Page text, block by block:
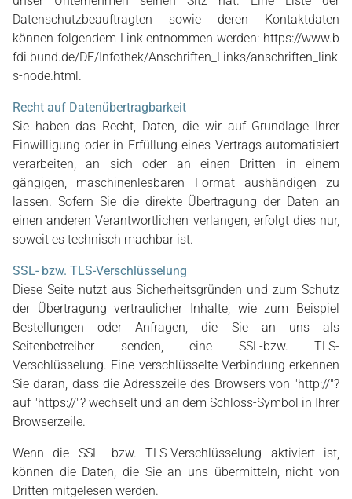
Datenschutzbeauftragten sowie deren Kontaktdaten
können folgendem Link entnommen werden: https://www.b
fdi.bund.de/DE/Infothek/Anschriften_Links/anschriften_link
s-node.html.
Recht auf Datenübertragbarkeit
Sie haben das Recht, Daten, die wir auf Grundlage Ihrer
Einwilligung oder in Erfüllung eines Vertrags automatisiert
verarbeiten, an sich oder an einen Dritten in einem
gängigen, maschinenlesbaren Format aushändigen zu
lassen. Sofern Sie die direkte Übertragung der Daten an
einen anderen Verantwortlichen verlangen, erfolgt dies nur,
soweit es technisch machbar ist.
SSL- bzw. TLS-Verschlüsselung
Diese Seite nutzt aus Sicherheitsgründen und zum Schutz
der Übertragung vertraulicher Inhalte, wie zum Beispiel
Bestellungen oder Anfragen, die Sie an uns als
Seitenbetreiber senden, eine SSL-bzw. TLS-
Verschlüsselung. Eine verschlüsselte Verbindung erkennen
Sie daran, dass die Adresszeile des Browsers von "http://"?
auf "https://"? wechselt und an dem Schloss-Symbol in Ihrer
Browserzeile.
Wenn die SSL- bzw. TLS-Verschlüsselung aktiviert ist,
können die Daten, die Sie an uns übermitteln, nicht von
Dritten mitgelesen werden.